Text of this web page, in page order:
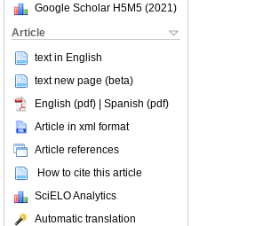
Google Scholar H5M5 (2021 )
Article
text in English
text new page (beta)
English (pdf) | Spanish (pdf)
Article in xml format
Article references
How to cite this article
SciELO Analytics
Automatic translation